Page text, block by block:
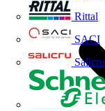
Rittal
SACI
Salicru